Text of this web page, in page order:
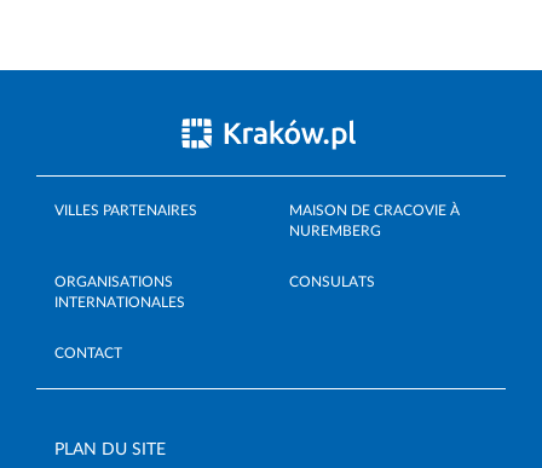
VILLES PARTENAIRES
MAISON DE CRACOVIE À
NUREMBERG
ORGANISATIONS
INTERNATIONALES
CONSULATS
CONTACT
PLAN DU SITE